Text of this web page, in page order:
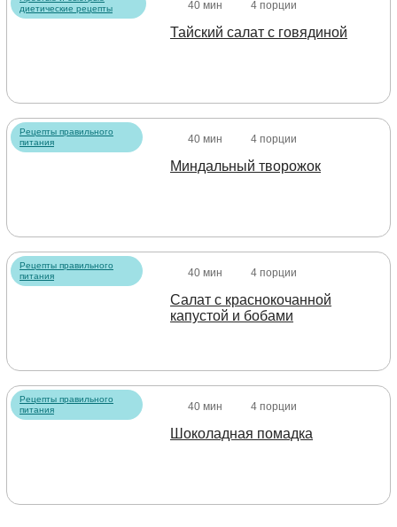
диетические рецепты
40 мин 4 порции
Тайский салат с говядиной
Рецепты правильного
питания
40 мин 4 порции
Миндальный творожок
Рецепты правильного
питания
40 мин 4 порции
Салат с краснокочанной
капустой и бобами
Рецепты правильного
питания
40 мин 4 порции
Шоколадная помадка